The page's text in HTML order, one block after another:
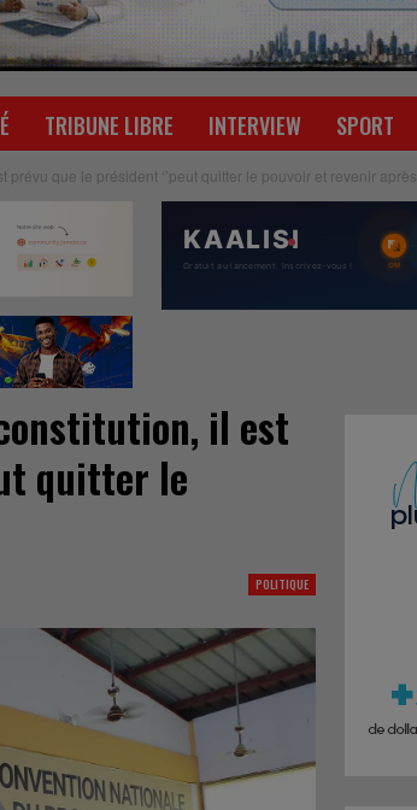
TRIBUNE LIBRE INTERVIEW SPORT
que le président ‘’peut quitter le pouvoir et revenir
il est
quitter le
POLITIQUE